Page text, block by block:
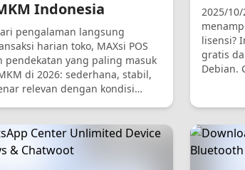
Indonesia
pengalaman langsung
harian toko, MAXsi POS
pendekatan yang paling masuk
di 2026: sederhana, stabil,
relevan dengan kondisi
2025/
lisensi?
gratis
Debian.